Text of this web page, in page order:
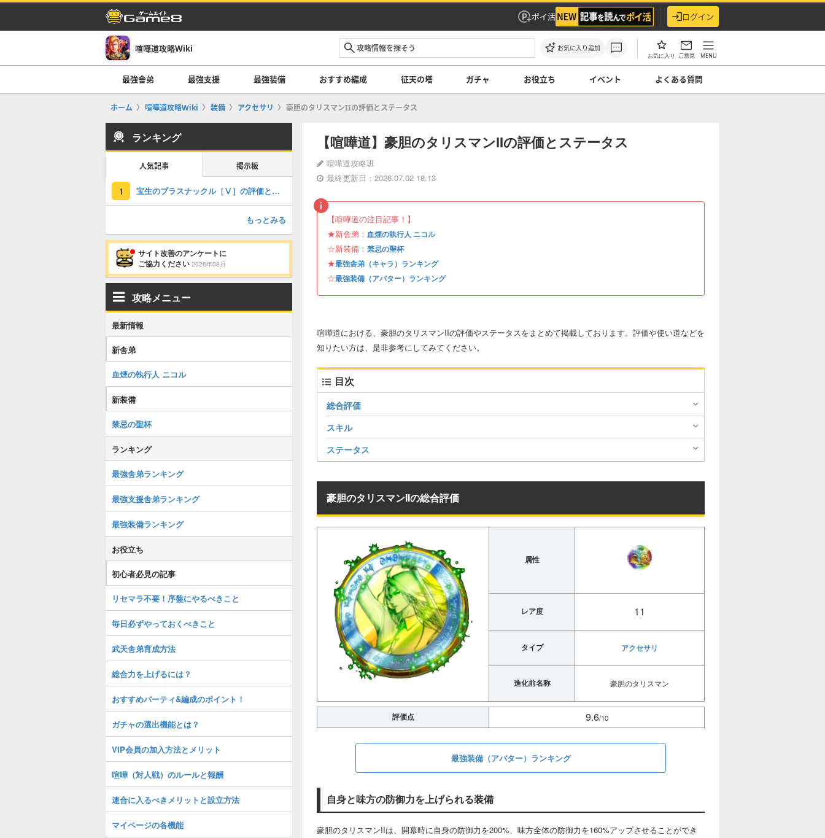
ポイ活 ログイン
喧嘩道攻略Wiki お気に入り追加
お気に入り ご意見 MENU
最強舎弟 最強支援 最強装備 おすすめ編成 征天の塔 ガチャ お役立ち イベント よくある質問
ホーム 喧嘩道攻略Wiki 装備 アクセサリ 豪胆のタリスマンIIの評価とステータス
【喧嘩道】豪胆のタリスマンIIの評価とステータス
喧嘩道攻略班
最終更新日：2026.07.02 18:13
【喧嘩道の注目記事！】
★新舎弟： 血煙の執行人 ニコル
☆新装備： 禁忌の聖杯
★最強舎弟（キャラ）ランキング
☆最強装備（アバター）ランキング
喧嘩道における、豪胆のタリスマンIIの評価やステータスをまとめて掲載しております。評価や使い道などを
知りたい方は、是非参考にしてみてください。
目次
総合評価
スキル
ステータス
豪胆のタリスマンIIの総合評価
属性
レア度 11
タイプ アクセサリ
進化前名称 豪胆のタリスマン
評価点 9.6/10
最強装備（アバター）ランキング
自身と味方の防御力を上げられる装備
豪胆のタリスマンIIは、開幕時に自身の防御力を200%、味方全体の防御力を160%アップさせることができ
ランキング
人気記事 掲示板
1 宝生のブラスナックル［Ⅴ］の評価とステータス
もっとみる
サイト改善のアンケートに
ご協力ください 2026年08月
攻略メニュー
最新情報
新舎弟
血煙の執行人 ニコル
新装備
禁忌の聖杯
ランキング
最強舎弟ランキング
最強支援舎弟ランキング
最強装備ランキング
お役立ち
初心者必見の記事
リセマラ不要！序盤にやるべきこと
毎日必ずやっておくべきこと
武天舎弟育成方法
総合力を上げるには？
おすすめパーティ&編成のポイント！
ガチャの選出機能とは？
VIP会員の加入方法とメリット
喧嘩（対人戦）のルールと報酬
連合に入るべきメリットと設立方法
マイページの各機能